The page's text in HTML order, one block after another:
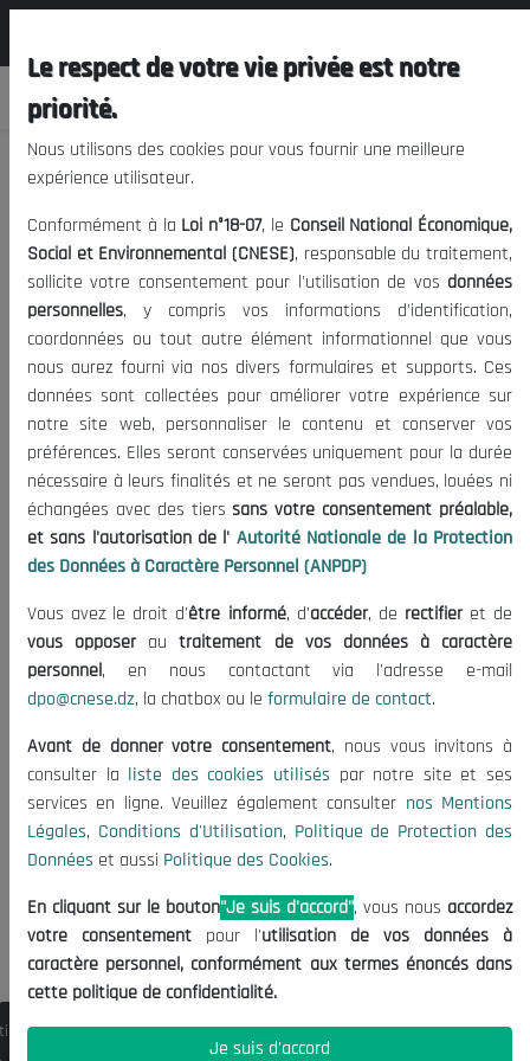
06/08/2026 :
Le Président du Conseil National
Économique, Social et Environnemental effectue
une visite de travail officielle en République du
Tchad pour prendre part à la cérémonie
d'ouverture de la deuxième ses
Précédent
Actualités
Le Président du Conseil National
Économique, Social et Environnemental
(CNESE), le Professeur Mohamed
BOUKHARI, a effectué une visite de
travail officielle en République du Tchad
Économique, Social et Environnemental (CNESE), le Professeur
Le respect de votre vie privée est notre
priorité.
Nous utilisons des cookies pour vous fournir une meilleure
expérience utilisateur.
Conformément à la Loi n°18-07, le Conseil National Économique,
Social et Environnemental (CNESE), responsable du traitement,
sollicite votre consentement pour l'utilisation de vos données
personnelles, y compris vos informations d'identification,
coordonnées ou tout autre élément informationnel que vous
nous aurez fourni via nos divers formulaires et supports. Ces
données sont collectées pour améliorer votre expérience sur
notre site web, personnaliser le contenu et conserver vos
préférences. Elles seront conservées uniquement pour la durée
nécessaire à leurs finalités et ne seront pas vendues, louées ni
échangées avec des tierssans votre consentement préalable,
et sans l'autorisation de l' Autorité Nationale de la Protection
des Données à Caractère Personnel (ANPDP)
Vous avez le droit d'être informé, d'accéder, de rectifieret de
vous opposerautraitement de vos données à caractère
personnel, en nous contactant via l'adresse e-mail
dpo@cnese.dz, la chatbox ou le formulaire de contact.
Avant de donner votre consentement, nous vous invitons à
consulter la liste des cookies utilisés par notre site et ses
services en ligne. Veuillez également consulter nos Mentions
Légales, Conditions d'Utilisation, Politique de Protection des
Données et aussi Politique des Cookies.
En cliquant sur le bouton"Je suis d'accord", vous nous accordez
votre consentement pour l'utilisation de vos données à
caractère personnel, conformément aux termes énoncés dans
cette politique de confidentialité.
Je suis d'accord